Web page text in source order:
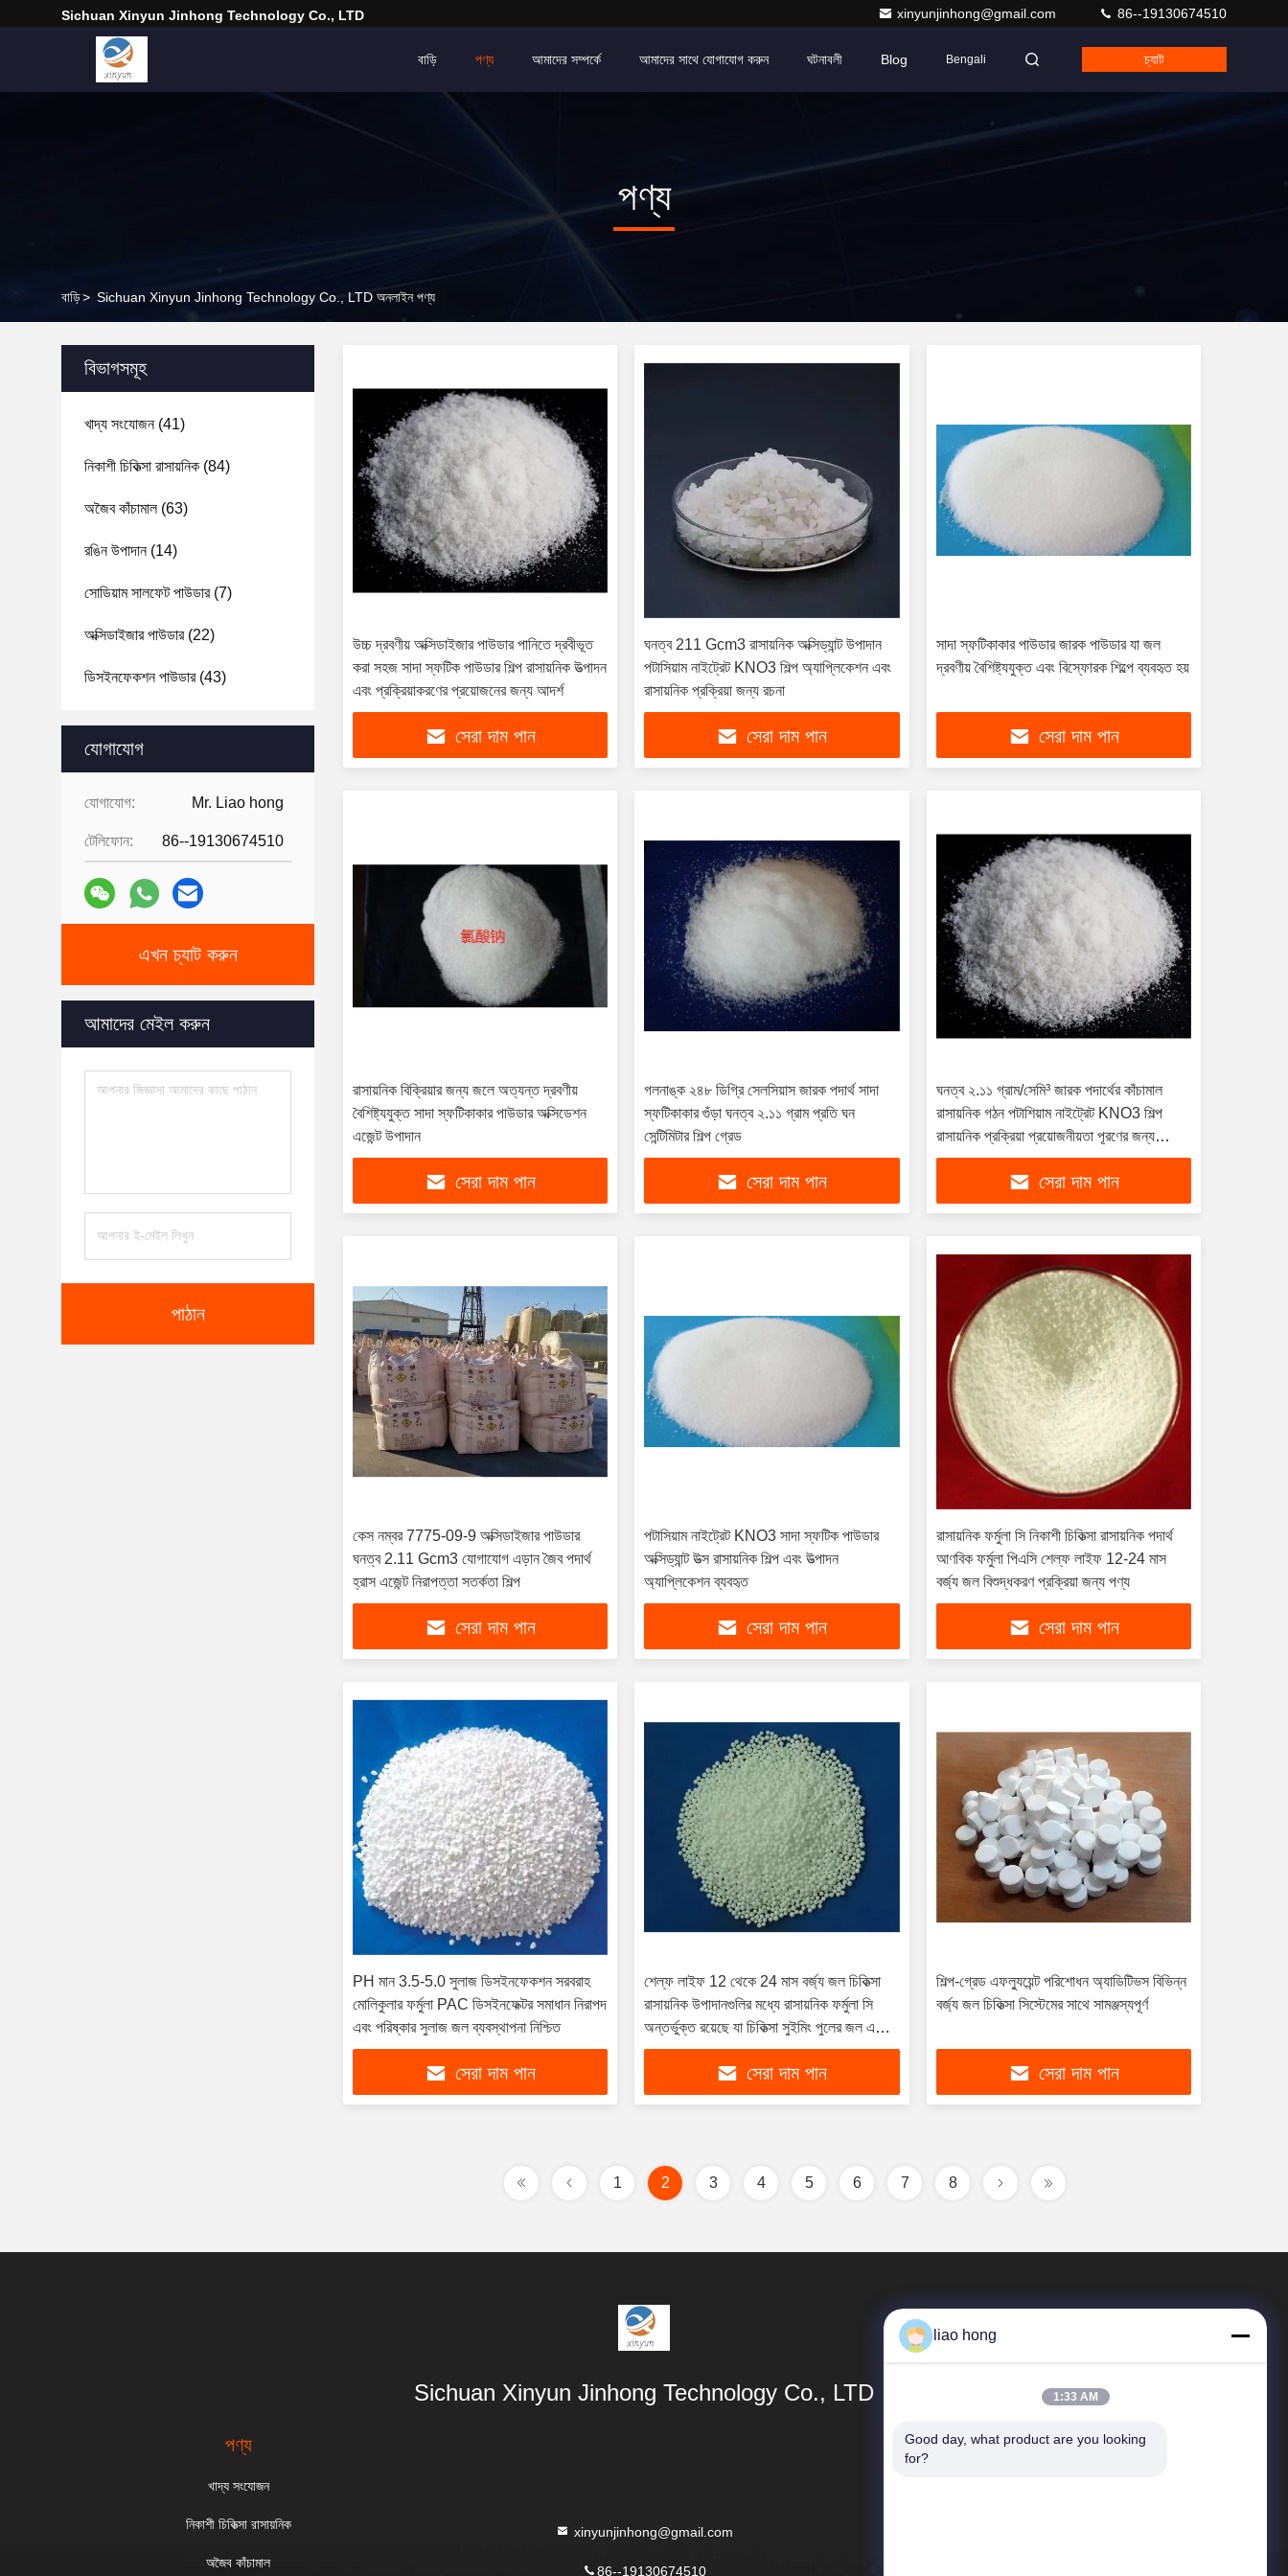
Sichuan Xinyun Jinhong Technology Co., LTD xinyunjinhong@gmail.com 86--19130674510
বাড়ি পণ্য আমাদের সম্পর্কে আমাদের সাথে যোগাযোগ করুন ঘটনাবলী Blog Bengali চ্যাট
পণ্য
বাড়ি> Sichuan Xinyun Jinhong Technology Co., LTD অনলাইন পণ্য
বিভাগসমূহ
খাদ্য সংযোজন(41)
নিকাশী চিকিত্সা রাসায়নিক (84)
অজৈব কাঁচামাল(63)
রঙিন উপাদান(14)
সোডিয়াম সালফেট পাউডার(7)
অক্সিডাইজার পাউডার(22)
ডিসইনফেকশন পাউডার(43)
যোগাযোগ
যোগাযোগ: Mr. Liao hong
টেলিফোন: 86--19130674510
এখন চ্যাট করুন
আমাদের মেইল করুন
পাঠান
উচ্চ দ্রবণীয় অক্সিডাইজার পাউডার পানিতে দ্রবীভূত
করা সহজ সাদা স্ফটিক পাউডার শিল্প রাসায়নিক উত্পাদন
এবং প্রক্রিয়াকরণের প্রয়োজনের জন্য আদর্শ
সেরা দাম পান
ঘনত্ব 211 Gcm3 রাসায়নিক অক্সিড্যান্ট উপাদান
পটাসিয়াম নাইট্রেট KNO3 শিল্প অ্যাপ্লিকেশন এবং
রাসায়নিক প্রক্রিয়া জন্য রচনা
সেরা দাম পান
সাদা স্ফটিকাকার পাউডার জারক পাউডার যা জল
দ্রবণীয় বৈশিষ্ট্যযুক্ত এবং বিস্ফোরক শিল্পে ব্যবহৃত হয়
সেরা দাম পান
রাসায়নিক বিক্রিয়ার জন্য জলে অত্যন্ত দ্রবণীয়
বৈশিষ্ট্যযুক্ত সাদা স্ফটিকাকার পাউডার অক্সিডেশন
এজেন্ট উপাদান
সেরা দাম পান
গলনাঙ্ক ২৪৮ ডিগ্রি সেলসিয়াস জারক পদার্থ সাদা
স্ফটিকাকার গুঁড়া ঘনত্ব ২.১১ গ্রাম প্রতি ঘন
সেন্টিমিটার শিল্প গ্রেড
সেরা দাম পান
ঘনত্ব ২.১১ গ্রাম/সেমি³ জারক পদার্থের কাঁচামাল
রাসায়নিক গঠন পটাশিয়াম নাইট্রেট KNO3 শিল্প
রাসায়নিক প্রক্রিয়া প্রয়োজনীয়তা পূরণের জন্য
ডিজাইন করা হয়েছে
সেরা দাম পান
কেস নম্বর 7775-09-9 অক্সিডাইজার পাউডার
ঘনত্ব 2.11 Gcm3 যোগাযোগ এড়ান জৈব পদার্থ
হ্রাস এজেন্ট নিরাপত্তা সতর্কতা শিল্প
সেরা দাম পান
পটাসিয়াম নাইট্রেট KNO3 সাদা স্ফটিক পাউডার
অক্সিড্যান্ট উত্স রাসায়নিক শিল্প এবং উত্পাদন
অ্যাপ্লিকেশন ব্যবহৃত
সেরা দাম পান
রাসায়নিক ফর্মুলা সি নিকাশী চিকিত্সা রাসায়নিক পদার্থ
আণবিক ফর্মুলা পিএসি শেল্ফ লাইফ 12-24 মাস
বর্জ্য জল বিশুদ্ধকরণ প্রক্রিয়া জন্য পণ্য
সেরা দাম পান
PH মান 3.5-5.0 সুলাজ ডিসইনফেকশন সরবরাহ
মোলিকুলার ফর্মুলা PAC ডিসইনফেক্টর সমাধান নিরাপদ
এবং পরিষ্কার সুলাজ জল ব্যবস্থাপনা নিশ্চিত
সেরা দাম পান
শেল্ফ লাইফ 12 থেকে 24 মাস বর্জ্য জল চিকিত্সা
রাসায়নিক উপাদানগুলির মধ্যে রাসায়নিক ফর্মুলা সি
অন্তর্ভুক্ত রয়েছে যা চিকিত্সা সুইমিং পুলের জল এবং
স্বচ্ছতা উন্নত করার জন্য ডিজাইন করা হয়েছে
সেরা দাম পান
শিল্প-গ্রেড এফল্যুয়েন্ট পরিশোধন অ্যাডিটিভস বিভিন্ন
বর্জ্য জল চিকিত্সা সিস্টেমের সাথে সামঞ্জস্যপূর্ণ
সেরা দাম পান
1 2 3 4 5 6 7 8
Sichuan Xinyun Jinhong Technology Co., LTD
পণ্য
খাদ্য সংযোজন
নিকাশী চিকিত্সা রাসায়নিক
অজৈব কাঁচামাল
xinyunjinhong@gmail.com
86--19130674510
দ্রুত লিঙ্ক
liao hong
1:33 AM
Good day, what product are you looking
for?